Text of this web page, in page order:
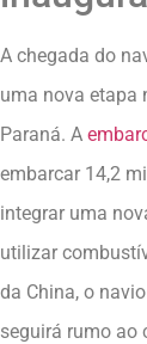
A chegada do
uma nova etapa
Paraná. A
embarcar 14,2
integrar uma
utilizar
da China, o
seguirá rumo ao